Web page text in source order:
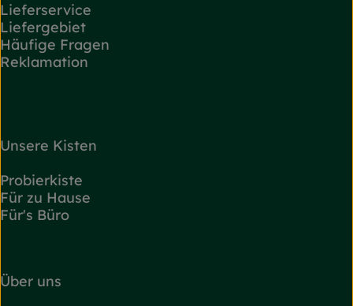
Lieferservice
Liefergebiet
Häufige Fragen
Reklamation
Unsere Kisten
Probierkiste
Für zu Hause
Für's Büro
Über uns